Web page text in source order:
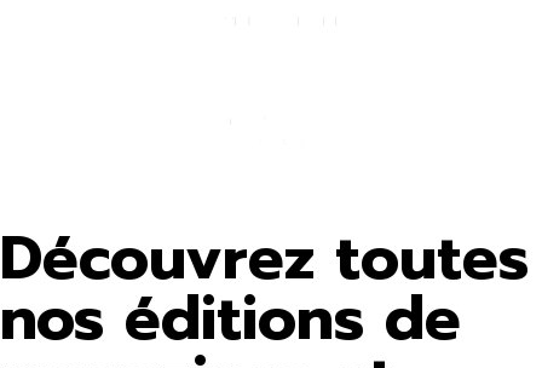
Découvrez toutes
nos éditions de